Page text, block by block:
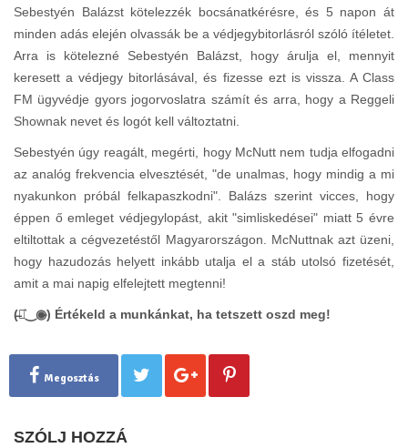
Sebestyén Balázst kötelezzék bocsánatkérésre, és 5 napon át
minden adás elején olvassák be a védjegybitorlásról szóló ítéletet.
Arra is kötelezné Sebestyén Balázst, hogy árulja el, mennyit
keresett a védjegy bitorlásával, és fizesse ezt is vissza. A Class
FM ügyvédje gyors jogorvoslatra számít és arra, hogy a Reggeli
Shownak nevet és logót kell változtatni.
Sebestyén úgy reagált, megérti, hogy McNutt nem tudja elfogadni
az analóg frekvencia elvesztését, "de unalmas, hogy mindig a mi
nyakunkon próbál felkapaszkodni". Balázs szerint vicces, hogy
éppen ő emleget védjegylopást, akit "simliskedései" miatt 5 évre
eltiltottak a cégvezetéstől Magyarországon. McNuttnak azt üzeni,
hogy hazudozás helyett inkább utalja el a stáb utolsó fizetését,
amit a mai napig elfelejtett megtenni!
(̶◉͛‿◉̶) Értékeld a munkánkat, ha tetszett oszd meg!
Megosztás
SZÓLJ HOZZÁ